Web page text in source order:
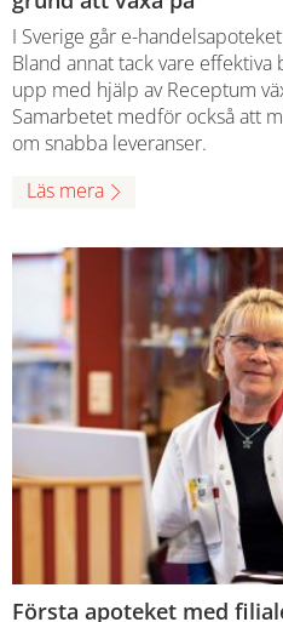
I Sverige går e-
Bland annat tack vare effektiva
upp med hjälp av Receptum
Samarbetet medför också att
om snabba leveranser.
Läs mera
Första apoteket med